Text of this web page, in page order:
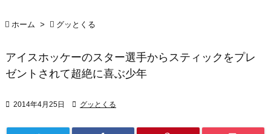
 ホーム >  グッとくる
アイスホッケーのスター選手からスティックをプレ
ゼントされて超絶に喜ぶ少年
 2014年4月25日  グッとくる